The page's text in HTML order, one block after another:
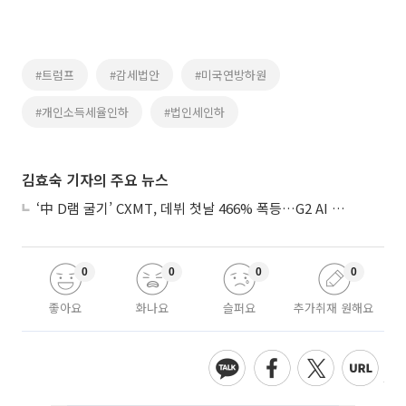
#트럼프 #감세법안 #미국연방하원
#개인소득세율인하 #법인세인하
김효숙 기자의 주요 뉴스
‘中 D램 굴기’ CXMT, 데뷔 첫날 466% 폭등…G2 AI 패권 ‘쩐의 전쟁’
좋아요
0
화나요
0
슬퍼요
0
추가취재 원해요
0